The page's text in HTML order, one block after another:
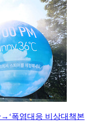
폭염대응 비상대책본